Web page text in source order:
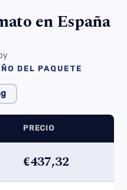
en España
DEL PAQUETE
PRECIO
€437,32